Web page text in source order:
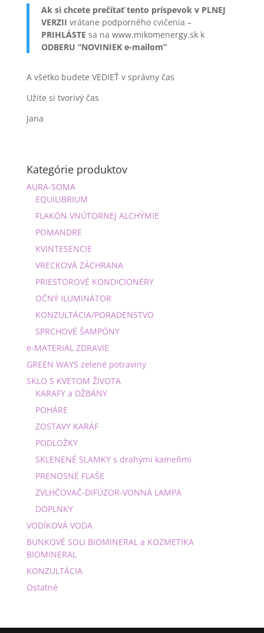
Ak si chcete prečítať tento príspevok v PLNEJ
VERZII vrátane podporného cvičenia –
PRIHLÁSTE sa na www.mikomenergy.sk k
ODBERU “NOVINIEK e-mailom”
A všetko budete VEDIEŤ v správny čas
Užite si tvorivý čas
Jana
Kategórie produktov
AURA-SOMA
EQUILIBRIUM
FLAKÓN VNÚTORNEJ ALCHÝMIE
POMANDRE
KVINTESENCIE
VRECKOVÁ ZÁCHRANA
PRIESTOROVÉ KONDICIONÉRY
OČNÝ ILUMINÁTOR
KONZULTÁCIA/PORADENSTVO
SPRCHOVÉ ŠAMPÓNY
e-MATERIAL ZDRAVIE
GREEN WAYS zelené potraviny
SKLO S KVETOM ŽIVOTA
KARAFY a DŽBÁNY
POHÁRE
ZOSTAVY KARÁF
PODLOŽKY
SKLENENÉ SLAMKY s drahými kameňmi
PRENOSNÉ FĽAŠE
ZVLHČOVAČ-DIFÚZOR-VONNÁ LAMPA
DOPLNKY
VODÍKOVÁ VODA
BUNKOVÉ SOLI BIOMINERAL a KOZMETIKA
BIOMINERAL
KONZULTÁCIA
Ostatné